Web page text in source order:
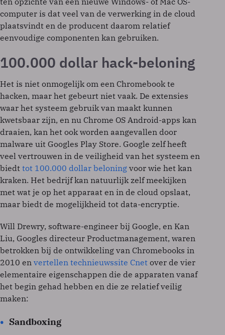
computer is dat veel van de verwerking in de cloud
plaatsvindt en de producent daarom relatief
eenvoudige componenten kan gebruiken.
100.000 dollar hack-beloning
Het is niet onmogelijk om een Chromebook te
hacken, maar het gebeurt niet vaak. De extensies
waar het systeem gebruik van maakt kunnen
kwetsbaar zijn, en nu Chrome OS Android-apps kan
draaien, kan het ook worden aangevallen door
malware uit Googles Play Store. Google zelf heeft
veel vertrouwen in de veiligheid van het systeem en
biedt tot 100.000 dollar beloning voor wie het kan
kraken. Het bedrijf kan natuurlijk zelf meekijken
met wat je op het apparaat en in de cloud opslaat,
maar biedt de mogelijkheid tot data-encryptie.
Will Drewry, software-engineer bij Google, en Kan
Liu, Googles directeur Productmanagement, waren
betrokken bij de ontwikkeling van Chromebooks in
2010 en vertellen technieuwssite Cnet over de vier
elementaire eigenschappen die de apparaten vanaf
het begin gehad hebben en die ze relatief veilig
maken:
Sandboxing